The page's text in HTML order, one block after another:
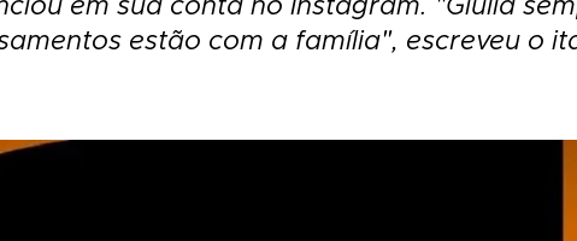
estão com a família", escreveu o